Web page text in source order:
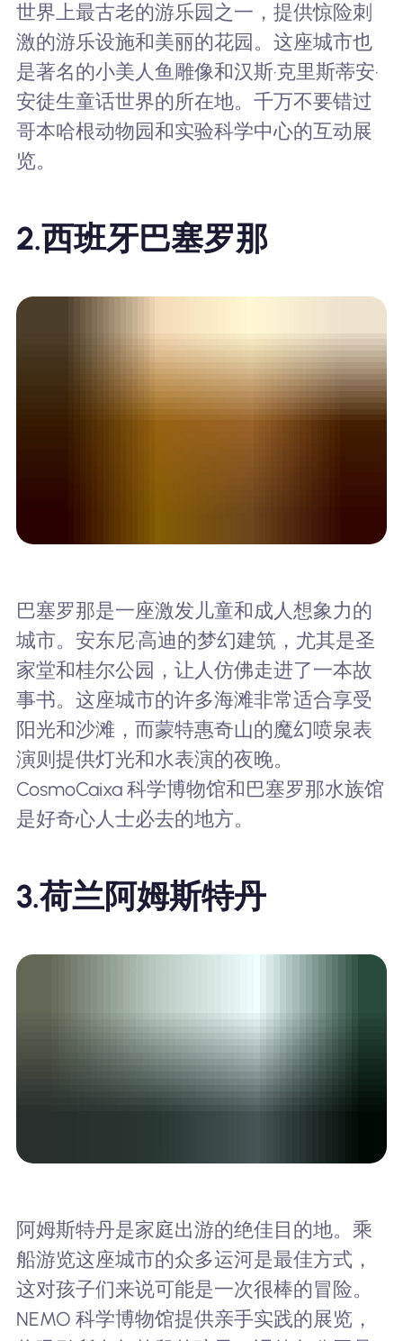
世界上最古老的游乐园之一，提供惊险刺
激的游乐设施和美丽的花园。这座城市也
是著名的小美人鱼雕像和汉斯·克里斯蒂安·
安徒生童话世界的所在地。千万不要错过
哥本哈根动物园和实验科学中心的互动展
览。
2.西班牙巴塞罗那
巴塞罗那是一座激发儿童和成人想象力的
城市。安东尼·高迪的梦幻建筑，尤其是圣
家堂和桂尔公园，让人仿佛走进了一本故
事书。这座城市的许多海滩非常适合享受
阳光和沙滩，而蒙特惠奇山的魔幻喷泉表
演则提供灯光和水表演的夜晚。
CosmoCaixa 科学博物馆和巴塞罗那水族馆
是好奇心人士必去的地方。
3.荷兰阿姆斯特丹
阿姆斯特丹是家庭出游的绝佳目的地。乘
船游览这座城市的众多运河是最佳方式，
这对孩子们来说可能是一次很棒的冒险。
NEMO 科学博物馆提供亲手实践的展览，